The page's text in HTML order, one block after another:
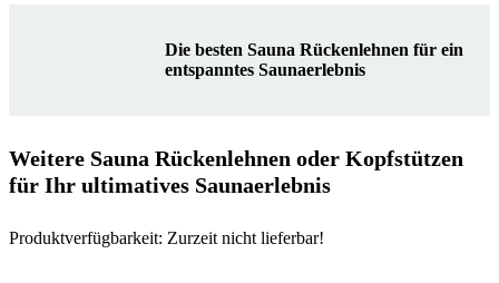
Die besten Sauna Rückenlehnen für ein
entspanntes Saunaerlebnis
Weitere Sauna Rückenlehnen oder Kopfstützen
für Ihr ultimatives Saunaerlebnis
Produktverfügbarkeit: Zurzeit nicht lieferbar!